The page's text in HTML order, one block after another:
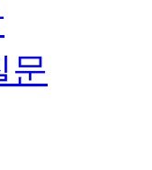
문